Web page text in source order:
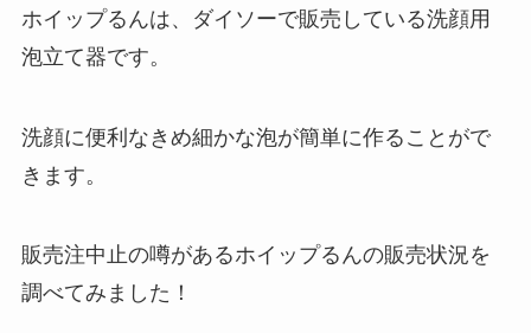
ホイップるんは、ダイソーで販売している洗顔用
泡立て器です。
洗顔に便利なきめ細かな泡が簡単に作ることがで
きます。
販売注中止の噂があるホイップるんの販売状況を
調べてみました！